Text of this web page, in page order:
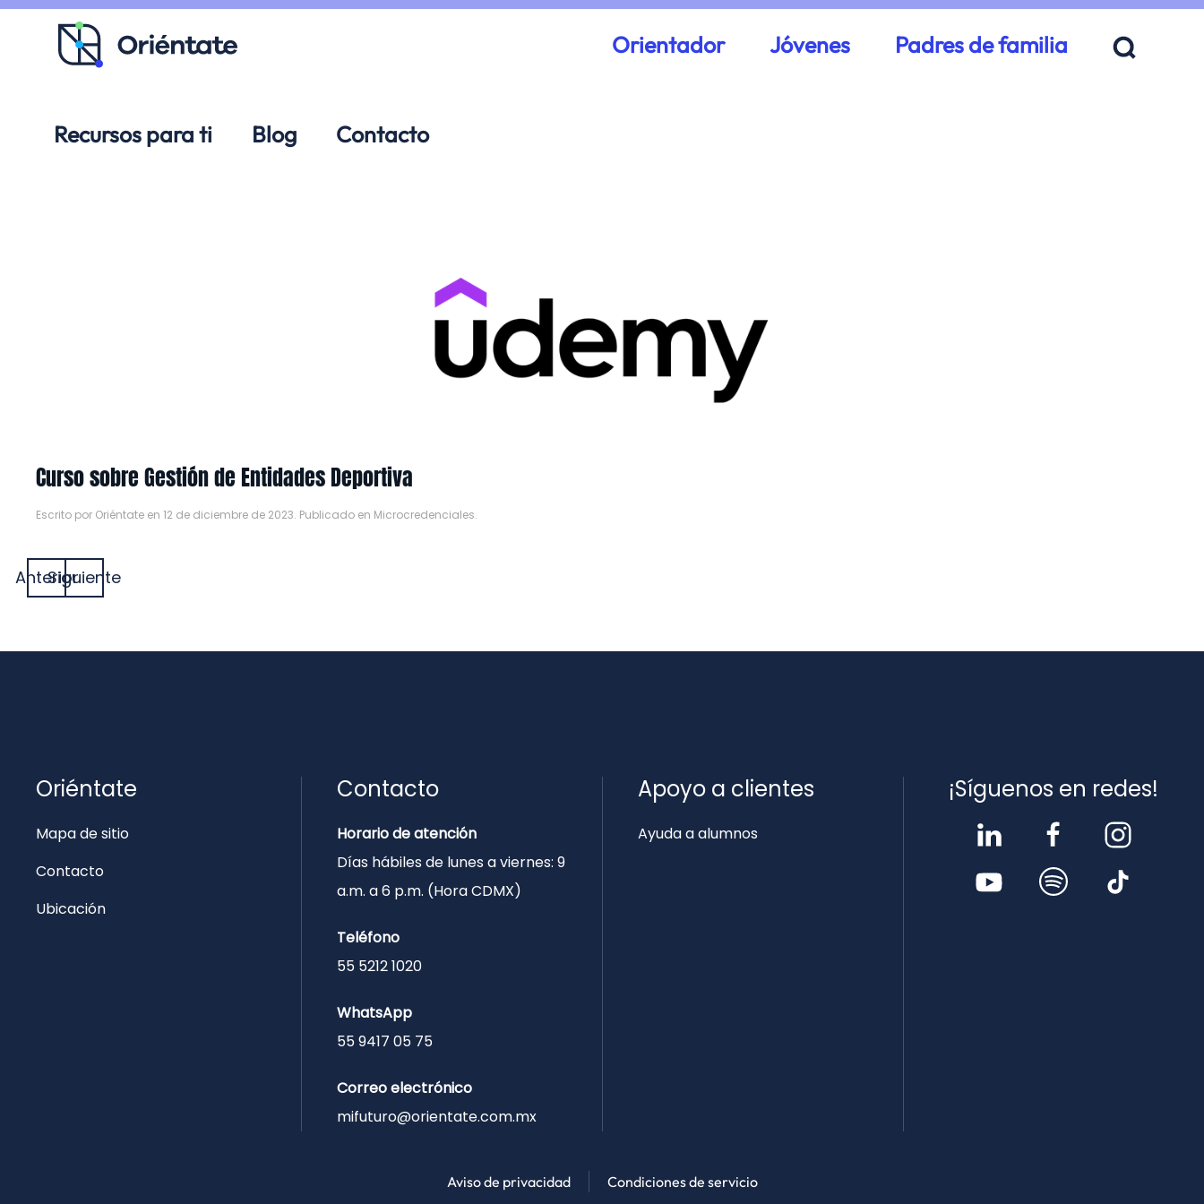
Ir al contenido principal Orientador Jóvenes Padres de familia
Recursos para ti Blog Contacto
Curso sobre Gestión de Entidades Deportiva
Escrito por Oriéntate en 12 de diciembre de 2023. Publicado en Microcredenciales.
AnteriorSiguiente
Oriéntate
Mapa de sitio
Contacto
Ubicación
Contacto
Horario de atención
Días hábiles de lunes a viernes: 9
a.m. a 6 p.m. (Hora CDMX)
Teléfono
55 5212 1020
WhatsApp
55 9417 05 75
Correo electrónico
mifuturo@orientate.com.mx
Apoyo a clientes
Ayuda a alumnos
¡Síguenos en redes!
Aviso de privacidad Condiciones de servicio